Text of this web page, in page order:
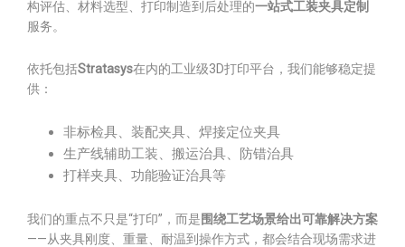
构评估、材料选型、打印制造到后处理的一站式工装夹具定制
服务。
依托包括Stratasys在内的工业级3D打印平台，我们能够稳定提
供：
非标检具、装配夹具、焊接定位夹具
生产线辅助工装、搬运治具、防错治具
打样夹具、功能验证治具等
我们的重点不只是“打印”，而是围绕工艺场景给出可靠解决方案
——从夹具刚度、重量、耐温到操作方式，都会结合现场需求进